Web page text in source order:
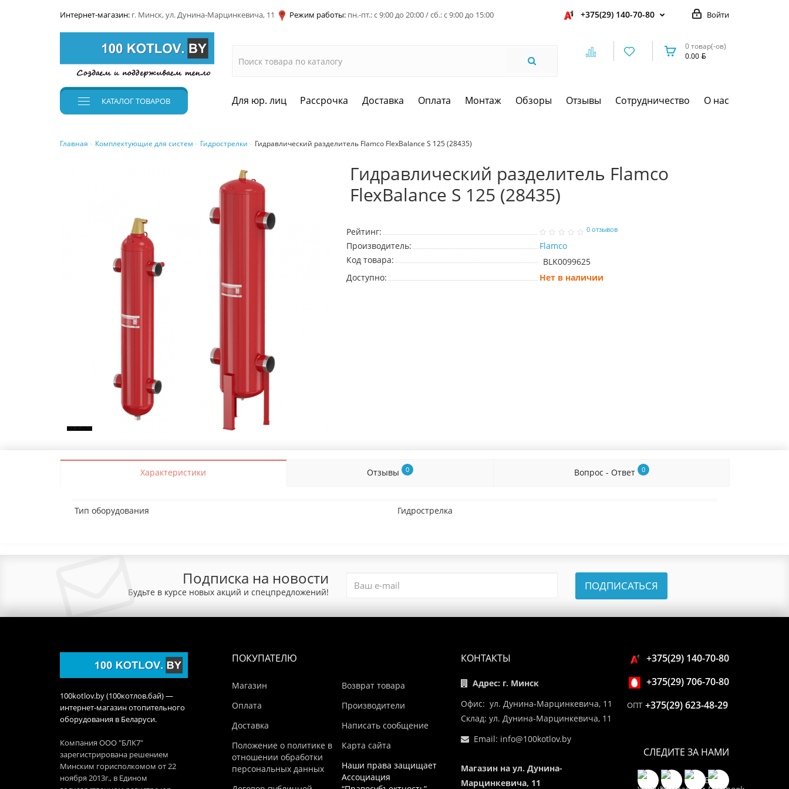
Интернет-магазин: г. Минск, ул. Дунина-Марцинкевича, 11 Режим работы: пн.-пт.: с 9:00 до 20:00 / сб.: с 9:00 до 15:00 Войти
+375(29) 140-70-80
0 товар(-ов)
0.00
КАТАЛОГТОВАРОВ Для юр. лиц Рассрочка Доставка Оплата Монтаж Обзоры Отзывы Сотрудничество О нас
Главная Комплектующие для систем Гидрострелки Гидравлический разделитель Flamco FlexBalance S 125 (28435)
Гидравлический разделитель Flamco
FlexBalance S 125 (28435)
Рейтинг: 0 отзывов
Производитель:
Flamco
Код товара:
BLK0099625
Доступно:
Нет в наличии
Характеристики Отзывы 0 Вопрос - Ответ 0
Тип оборудования Гидрострелка
Подписка на новости
Будьте в курсе новых акций и спецпредложений! ПОДПИСАТЬСЯ
100kotlov.by (100котлов.бай) —
интернет-магазин отопительного
оборудования в Беларуси.
Компания ООО "БЛК7"
зарегистрирована решением
Минским горисполкомом от 22
ноября 2013г., в Едином
ПОКУПАТЕЛЮ
Магазин
Оплата
Доставка
Положение о политике в
отношении обработки
персональных данных
Возврат товара
Производители
Написать сообщение
Карта сайта
Наши права защищает
Ассоциация
КОНТАКТЫ
Адрес: г. Минск
Офис: ул. Дунина-Марцинкевича, 11
Склад: ул. Дунина-Марцинкевича, 11
Email: info@100kotlov.by
Магазин на ул. Дунина-
Марцинкевича, 11
+375(29) 140-70-80
+375(29) 706-70-80
ОПТ +375(29) 623-48-29
СЛЕДИТЕ ЗА НАМИ